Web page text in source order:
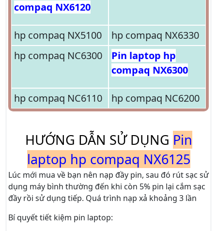
compaq NX6120
hp compaq NX5100
hp compaq NX6330
hp compaq NC6300
Pin laptop hp
compaq NX6300
hp compaq NC6110 hp compaq NC6200
HƯỚNG DẪN SỬ DỤNG Pin
laptop hp compaq NX6125
Lúc mới mua về bạn nên nạp đầy pin, sau đó rút sạc sử
dụng máy bình thường đến khi còn 5% pin lại cắm sạc
đầy rồi sử dụng tiếp. Quá trình nạp xả khoảng 3 lần
Bí quyết tiết kiệm pin laptop: